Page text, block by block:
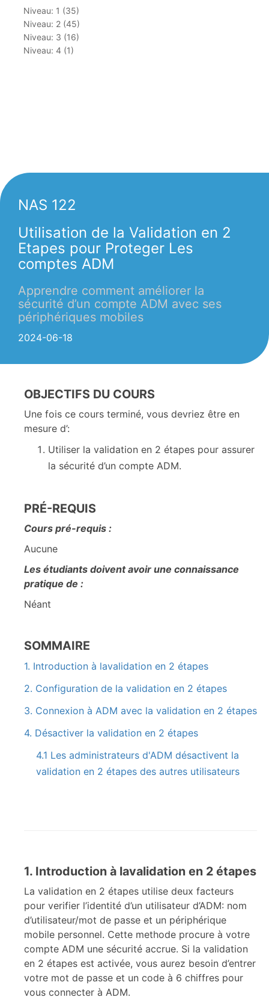
Niveau: 1 (35)
Niveau: 2 (45)
Niveau: 3 (16)
Niveau: 4 (1)
NAS 122
Utilisation de la Validation en 2
Etapes pour Proteger Les
comptes ADM
Apprendre comment améliorer la
sécurité d’un compte ADM avec ses
périphériques mobiles
2024-06-18
OBJECTIFS DU COURS
Une fois ce cours terminé, vous devriez être en
mesure d’:
Utiliser la validation en 2 étapes pour assurer
la sécurité d’un compte ADM.
PRÉ-REQUIS
Cours pré-requis :
Aucune
Les étudiants doivent avoir une connaissance
pratique de :
Néant
SOMMAIRE
1. Introduction à lavalidation en 2 étapes
2. Configuration de la validation en 2 étapes
3. Connexion à ADM avec la validation en 2 étapes
4. Désactiver la validation en 2 étapes
4.1 Les administrateurs d'ADM désactivent la
validation en 2 étapes des autres utilisateurs
1. Introduction à lavalidation en 2 étapes
La validation en 2 étapes utilise deux facteurs
pour verifier l’identité d’un utilisateur d’ADM: nom
d’utilisateur/mot de passe et un périphérique
mobile personnel. Cette methode procure à votre
compte ADM une sécurité accrue. Si la validation
en 2 étapes est activée, vous aurez besoin d’entrer
votre mot de passe et un code à 6 chiffres pour
vous connecter à ADM.